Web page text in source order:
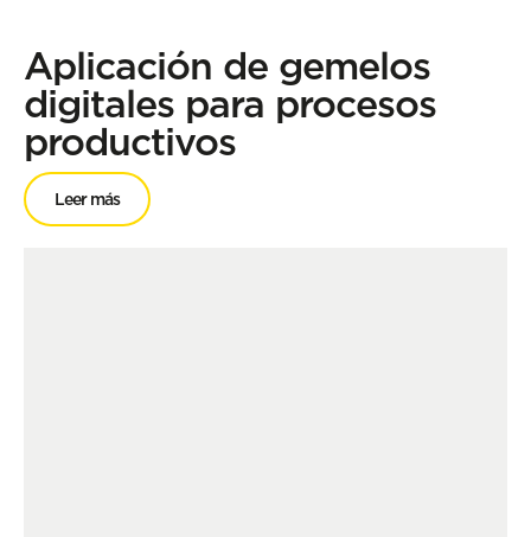
Aplicación de gemelos
digitales para procesos
productivos
Leer más